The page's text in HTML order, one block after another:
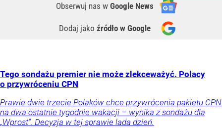
Obserwuj nas w Google News
Dodaj jako źródło w Google
Tego sondażu premier nie może zlekceważyć. Polacy
o przywróceniu CPN
Prawie dwie trzecie Polaków chce przywrócenia pakietu CPN
na dwa ostatnie tygodnie wakacji – wynika z sondażu dla
„Wprost”. Decyzja w tej sprawie lada dzień.